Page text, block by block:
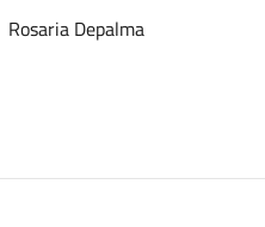
Rosaria Depalma